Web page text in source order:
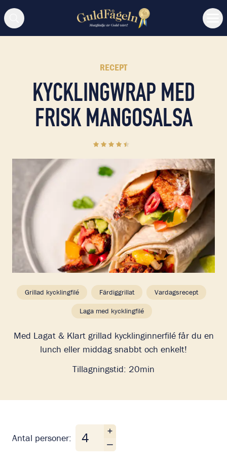
Sök
RECEPT
KYCKLINGWRAP MED
FRISK MANGOSALSA
Grillad kycklingfilé Färdiggrillat Vardagsrecept
Laga med kycklingfilé
Med Lagat & Klart grillad kycklinginnerfilé får du en
lunch eller middag snabbt och enkelt!
Tillagningstid: 20min
Antal personer:
Antal personer